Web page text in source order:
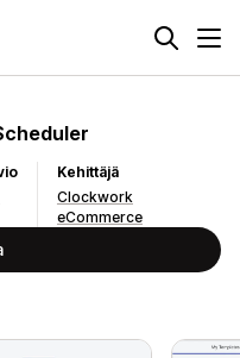
Kehittäjä
Clockwork
eCommerce